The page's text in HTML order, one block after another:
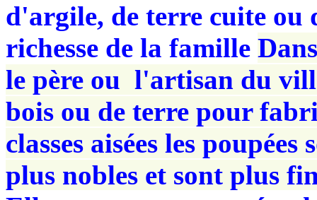
d'argile, de terre cuite
richesse de la famille
le père ou l'artisan du
bois ou de terre pour
classes aisées les
plus nobles et sont plus